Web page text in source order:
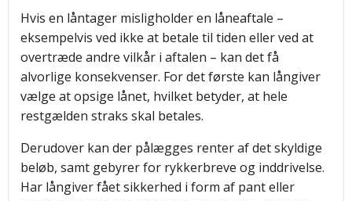
Hvis en låntager misligholder en låneaftale –
eksempelvis ved ikke at betale til tiden eller ved at
overtræde andre vilkår i aftalen – kan det få
alvorlige konsekvenser. For det første kan långiver
vælge at opsige lånet, hvilket betyder, at hele
restgælden straks skal betales.
Derudover kan der pålægges renter af det skyldige
beløb, samt gebyrer for rykkerbreve og inddrivelse.
Har långiver fået sikkerhed i form af pant eller